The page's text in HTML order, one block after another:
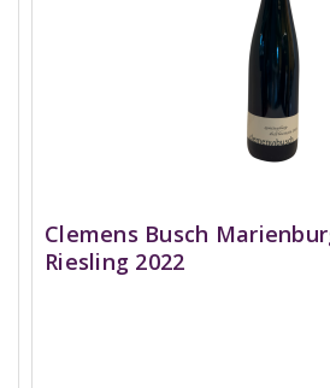
Clemens Busch
Riesling 2022